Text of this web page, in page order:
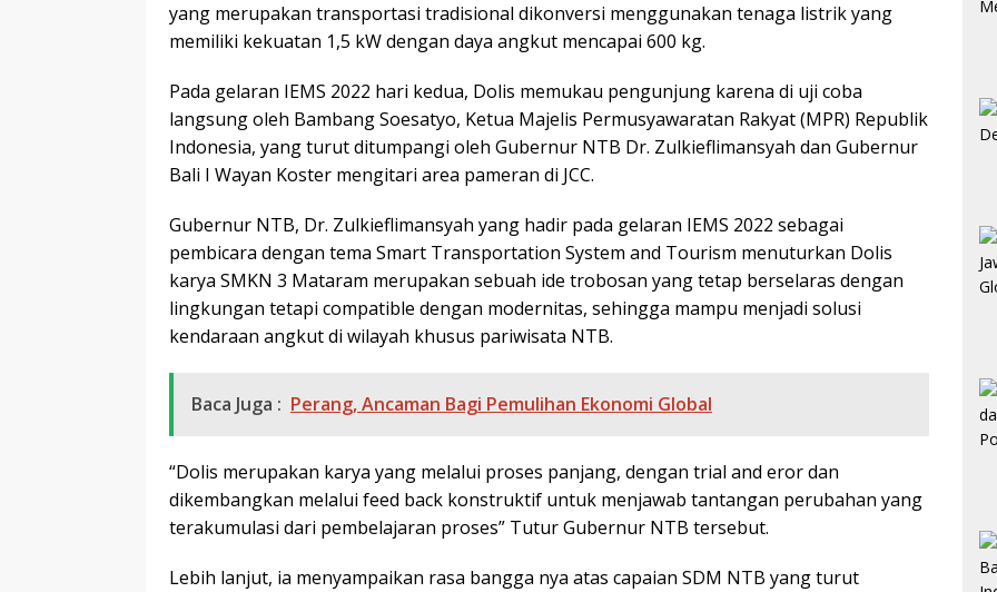
yang merupakan transportasi tradisional dikonversi menggunakan tenaga listrik yang
memiliki kekuatan 1,5 kW dengan daya angkut mencapai 600 kg.
Pada gelaran IEMS 2022 hari kedua, Dolis memukau pengunjung karena di uji coba
langsung oleh Bambang Soesatyo, Ketua Majelis Permusyawaratan Rakyat (MPR) Republik
Indonesia, yang turut ditumpangi oleh Gubernur NTB Dr. Zulkieflimansyah dan Gubernur
Bali I Wayan Koster mengitari area pameran di JCC.
Gubernur NTB, Dr. Zulkieflimansyah yang hadir pada gelaran IEMS 2022 sebagai
pembicara dengan tema Smart Transportation System and Tourism menuturkan Dolis
karya SMKN 3 Mataram merupakan sebuah ide trobosan yang tetap berselaras dengan
lingkungan tetapi compatible dengan modernitas, sehingga mampu menjadi solusi
kendaraan angkut di wilayah khusus pariwisata NTB.
Baca Juga : Perang, Ancaman Bagi Pemulihan Ekonomi Global
“Dolis merupakan karya yang melalui proses panjang, dengan trial and eror dan
dikembangkan melalui feed back konstruktif untuk menjawab tantangan perubahan yang
terakumulasi dari pembelajaran proses” Tutur Gubernur NTB tersebut.
Lebih lanjut, ia menyampaikan rasa bangga nya atas capaian SDM NTB yang turut